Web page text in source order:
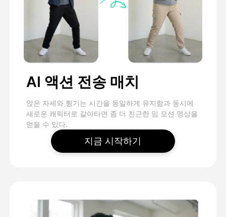
AI 액션 전송 매치
앉은 자세와 튕기는 시간을 동일하게 유지함과 동시에
새로운 캐릭터로 갈아타면 좀 더 친근한 밈 모션 영상을
얻을 수 있다.
지금 시작하기